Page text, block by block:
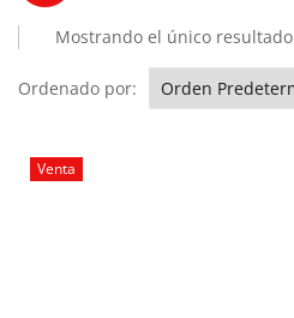
Mostrando el único resultado
Ordenado por:
Venta